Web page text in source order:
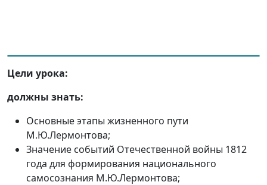
Цели урока:
должны знать:
Основные этапы жизненного пути
М.Ю.Лермонтова;
Значение событий Отечественной войны 1812
года для формирования национального
самосознания М.Ю.Лермонтова;